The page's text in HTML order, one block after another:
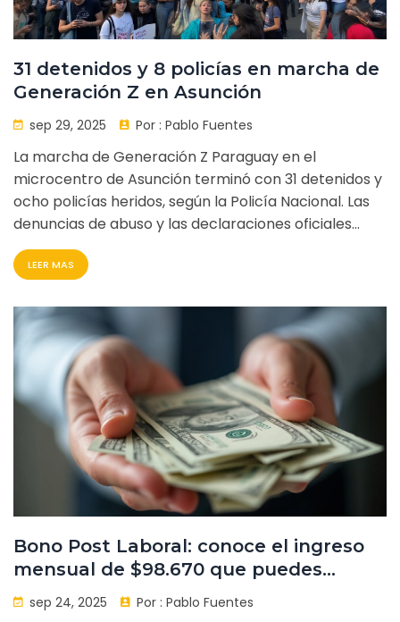
31 detenidos y 8 policías en marcha de
Generación Z en Asunción
sep 29, 2025 Por : Pablo Fuentes
La marcha de Generación Z Paraguay en el
microcentro de Asunción terminó con 31 detenidos y
ocho policías heridos, según la Policía Nacional. Las
denuncias de abuso y las declaraciones oficiales
generan polémica.
LEER MAS
Bono Post Laboral: conoce el ingreso
mensual de $98.670 que puedes
recibir de por vida
sep 24, 2025 Por : Pablo Fuentes